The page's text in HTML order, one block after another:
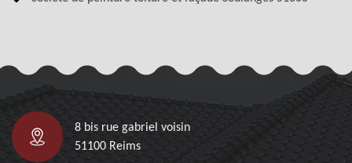
8 bis rue gabriel voisin
51100 Reims